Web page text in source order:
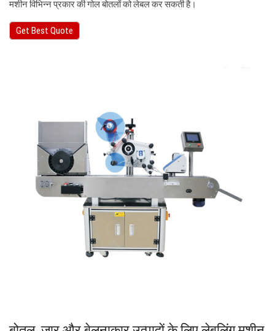
मशीन विभिन्न प्रकार की गोल बोतलों को लेबल कर सकती है।
Get Best Quote